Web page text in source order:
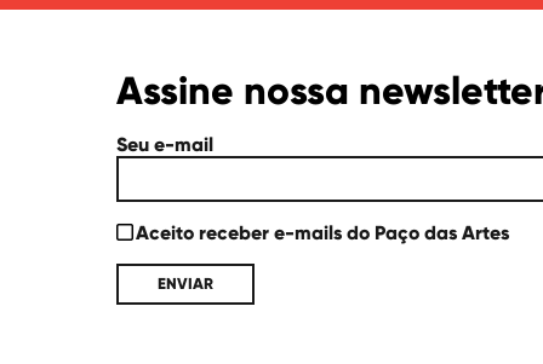
Assine nossa
Seu e-mail
Aceito receber e-mails do Paço das Artes